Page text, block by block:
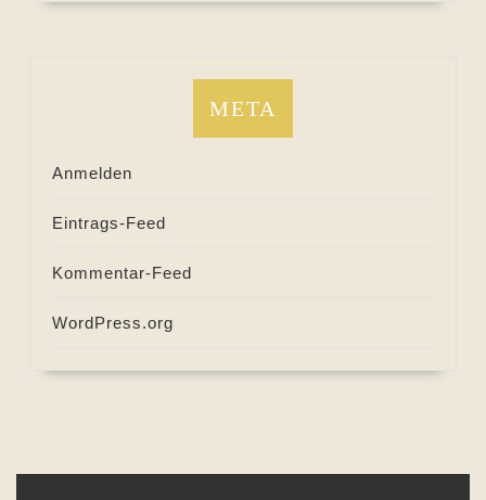
META
Anmelden
Eintrags-Feed
Kommentar-Feed
WordPress.org